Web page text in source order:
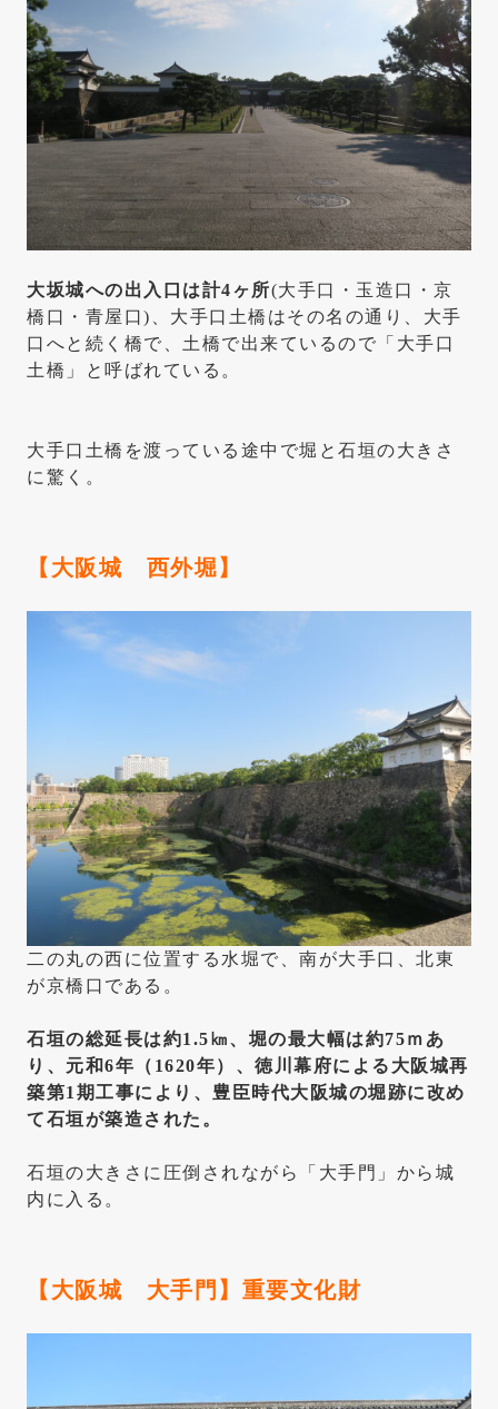
大坂城への出入口は計4ヶ所(大手口・玉造口・京
橋口・青屋口)、大手口土橋はその名の通り、大手
口へと続く橋で、土橋で出来ているので「大手口
土橋」と呼ばれている。
大手口土橋を渡っている途中で堀と石垣の大きさ
に驚く。
【大阪城 西外堀】
二の丸の西に位置する水堀で、南が大手口、北東
が京橋口である。
石垣の総延長は約1.5㎞、堀の最大幅は約75ｍあ
り、元和6年（1620年）、徳川幕府による大阪城再
築第1期工事により、豊臣時代大阪城の堀跡に改め
て石垣が築造された。
石垣の大きさに圧倒されながら「大手門」から城
内に入る。
【大阪城 大手門】 重要文化財